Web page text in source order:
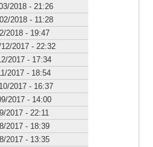
2018 - 21:26
2018 - 11:28
2018 - 19:47
2017 - 22:32
2017 - 17:34
2017 - 18:54
2017 - 16:37
2017 - 14:00
2017 - 22:11
2017 - 18:39
2017 - 13:35